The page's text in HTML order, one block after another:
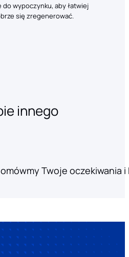
wypoczynku, aby łatwiej
się zregenerować.
innego
Twoje oczekiwania